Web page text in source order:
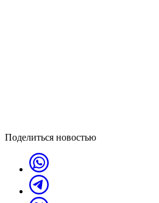
Поделиться новостью